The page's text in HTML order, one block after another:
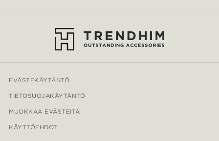
EVÄSTEKÄYTÄNTÖ
TIETOSUOJAKÄYTÄNTÖ
MUOKKAA EVÄSTEITÄ
KÄYTTÖEHDOT